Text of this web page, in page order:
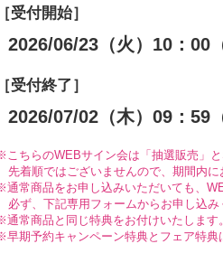
［受付開始］
2026/06/23（火 ）10：00
［受付終了］
2026/07/02（木）09：59
こちらのWEBサイン会は「抽選販売」と
先着順ではございませんので、期間内に
通常商品をお申し込みいただいても、
必ず、下記専用フォームからお申し込み
通常商品と同じ特典をお付けいたします。
早期予約キャンペーン特典とフェア特典